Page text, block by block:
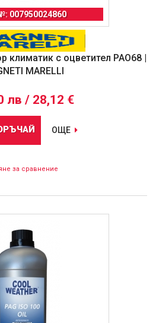
007950024860
климатик с оцветител PAO68 |
MARELLI
лв / 28,12 €
ОЩЕ
за сравнение